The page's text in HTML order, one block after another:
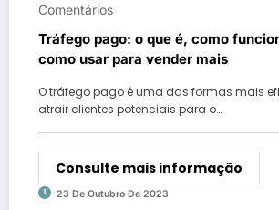
Comentários
Tráfego pago: o que é, como
como usar para vender mais
O tráfego pago é uma das formas mais
atrair clientes potenciais para o…
Consulte mais informação
23 De Outubro De 2023